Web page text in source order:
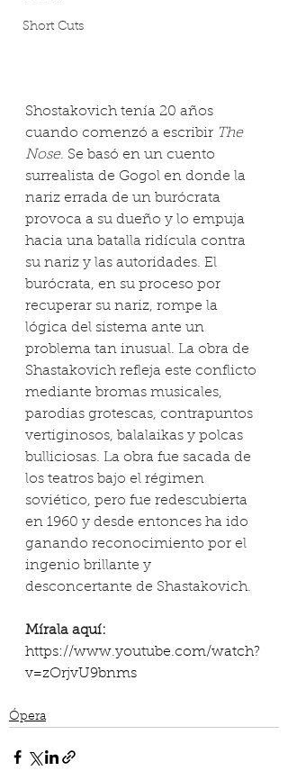
Short Cuts
Shostakovich tenía 20 años
cuando comenzó a escribir The
Nose. Se basó en un cuento
surrealista de Gogol en donde la
nariz errada de un burócrata
provoca a su dueño y lo empuja
hacia una batalla ridícula contra
su nariz y las autoridades. El
burócrata, en su proceso por
recuperar su nariz, rompe la
lógica del sistema ante un
problema tan inusual. La obra de
Shastakovich refleja este conflicto
mediante bromas musicales,
parodias grotescas, contrapuntos
vertiginosos, balalaikas y polcas
bulliciosas. La obra fue sacada de
los teatros bajo el régimen
soviético, pero fue redescubierta
en 1960 y desde entonces ha ido
ganando reconocimiento por el
ingenio brillante y
desconcertante de Shastakovich.
Mírala aquí:
https://www.youtube.com/watch?
v=zOrjvU9bnms
Ópera